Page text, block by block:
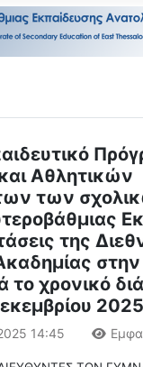
Αθλητικών
των
της
στην
το χρονικό
2025
14:45